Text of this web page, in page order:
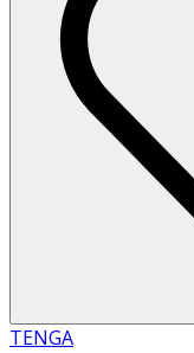
TENGA